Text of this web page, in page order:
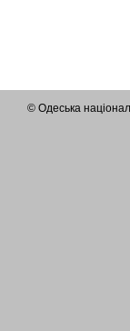
© Одеська